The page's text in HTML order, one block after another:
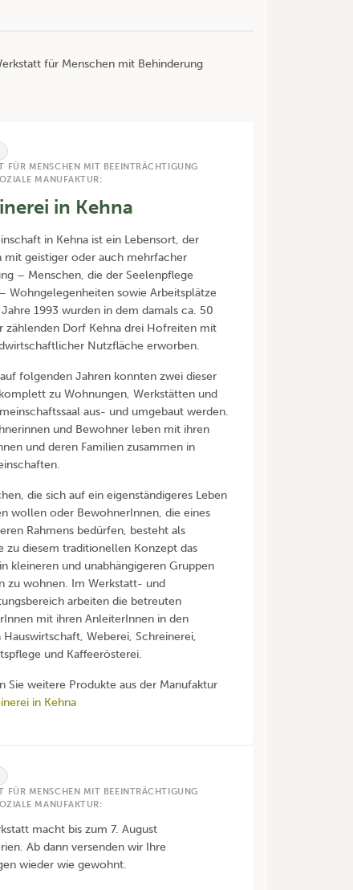
für Menschen mit Behinderung
FÜR MENSCHEN MIT BEEINTRÄCHTIGUNG
MANUFAKTUR:
in Kehna
in Kehna ist ein Lebensort, der
mit geistiger oder auch mehrfacher
– Menschen, die der Seelenpflege
Wohngelegenheiten sowie Arbeitsplätze
1993 wurden in dem damals ca. 50
zählenden Dorf Kehna drei Hofreiten mit
Nutzfläche erworben.
folgenden Jahren konnten zwei dieser
zu Wohnungen, Werkstätten und
aus- und umgebaut werden.
und Bewohner leben mit ihren
und deren Familien zusammen in
die sich auf ein eigenständigeres Leben
wollen oder BewohnerInnen, die eines
Rahmens bedürfen, besteht als
zu diesem traditionellen Konzept das
kleineren und unabhängigeren Gruppen
zu wohnen. Im Werkstatt- und
arbeiten die betreuten
mit ihren AnleiterInnen in den
Hauswirtschaft, Weberei, Schreinerei,
und Kaffeerösterei.
Sie weitere Produkte aus der Manufaktur
in Kehna
FÜR MENSCHEN MIT BEEINTRÄCHTIGUNG
MANUFAKTUR:
macht bis zum 7. August
Ab dann versenden wir Ihre
wieder wie gewohnt.